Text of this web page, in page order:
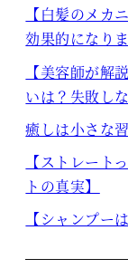
【白髪のメカ
効果的になりま
【美容師が解
いは？失敗し
癒しは小さな
【ストレート
トの真実】
【シャンプー